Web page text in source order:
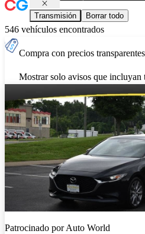
Transmisión Borrar todo
546 vehículos encontrados
Compra con precios
Mostrar solo avisos que incluyan
Patrocinado porAuto World